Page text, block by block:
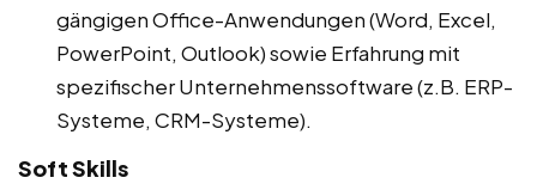
gängigen Office-Anwendungen (Word, Excel,
PowerPoint, Outlook) sowie Erfahrung mit
spezifischer Unternehmenssoftware (z.B. ERP-
Systeme, CRM-Systeme).
Soft Skills